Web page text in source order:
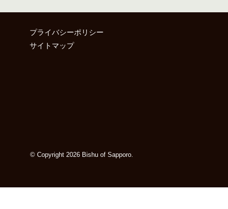
プライバシーポリシー
サイトマップ
© Copyright 2026 Bishu of Sapporo.